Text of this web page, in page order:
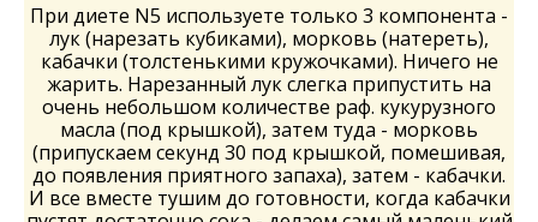
При диете N5 используете только 3 компонента -
лук (нарезать кубиками), морковь (натереть),
кабачки (толстенькими кружочками). Ничего не
жарить. Нарезанный лук слегка припустить на
очень небольшом количестве раф. кукурузного
масла (под крышкой), затем туда - морковь
(припускаем секунд 30 под крышкой, помешивая,
до появления приятного запаха), затем - кабачки.
И все вместе тушим до готовности, когда кабачки